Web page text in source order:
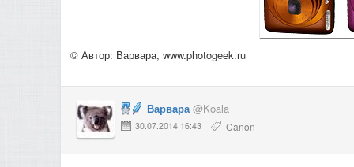
© Автор: Варвара, www.photogeek.ru
Варвара @Koala
30.07.2014 16:43 Canon